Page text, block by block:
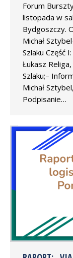
Forum
listopada w
Bydgoszczy.
Michał
Szlaku Część
Łukasz
Szlaku;–
Michał
Podpisanie…